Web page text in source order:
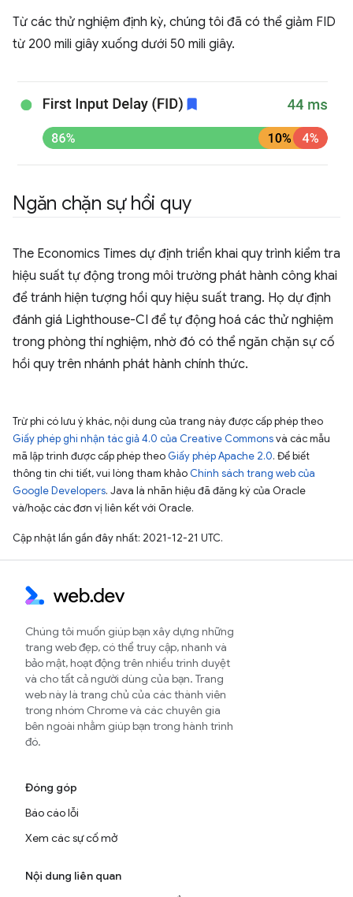
Từ các thử nghiệm định kỳ, chúng tôi đã có thể giảm FID
từ 200 mili giây xuống dưới 50 mili giây.
Ngăn chặn sự hồi quy
The Economics Times dự định triển khai quy trình kiểm tra
hiệu suất tự động trong môi trường phát hành công khai
để tránh hiện tượng hồi quy hiệu suất trang. Họ dự định
đánh giá Lighthouse-CI để tự động hoá các thử nghiệm
trong phòng thí nghiệm, nhờ đó có thể ngăn chặn sự cố
hồi quy trên nhánh phát hành chính thức.
Trừ phi có lưu ý khác, nội dung của trang này được cấp phép theo
Giấy phép ghi nhận tác giả 4.0 của Creative Commonsvà các mẫu
mã lập trình được cấp phép theo Giấy phép Apache 2.0. Để biết
thông tin chi tiết, vui lòng tham khảo Chính sách trang web của
Google Developers. Java là nhãn hiệu đã đăng ký của Oracle
và/hoặc các đơn vị liên kết với Oracle.
Cập nhật lần gần đây nhất: 2021-12-21 UTC.
Chúng tôi muốn giúp bạn xây dựng những
trang web đẹp, có thể truy cập, nhanh và
bảo mật, hoạt động trên nhiều trình duyệt
và cho tất cả người dùng của bạn. Trang
web này là trang chủ của các thành viên
trong nhóm Chrome và các chuyên gia
bên ngoài nhằm giúp bạn trong hành trình
đó.
Đóng góp
Báo cáo lỗi
Xem các sự cố mở
Nội dung liên quan